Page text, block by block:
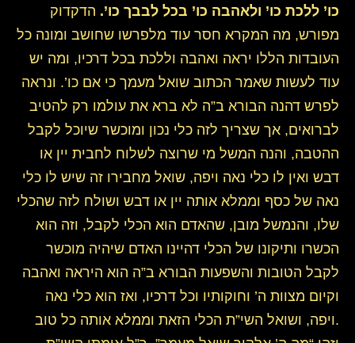
כו’ ללכת כו’ ולאהבה כו’ בכל לבבך כו’. הדקדוק
מפורש, מה המקרא חסר עוד מלפרשו שחושב ומונה כל
העובדות הללו יראה ואהבה וללכת בכל דרכיו, ומה יש
עוד לעשות שאמר הכתוב שואל מעמך כי אם כו’. ונראה
לפרש דהנה הבורא ב”ה לא ברא את עולמו רק להטיב
לברואים, אך שצריך לזה כלי נכון ומוכשר שיוכל לקבל
ההטבה, והנה המשל מי שרוצה לשלוח לחבית יין או
דבש ואין לו כלי נאה ויפה, שואל מחבירו זה שיש לו כלי
נאה של כסף וממלא אותה יין או דבש ושולח לזה שהכלי
שלו, והנמשל מובן, שהאדם הוא הכלי לקבל, וזה הוא
הכשרו ותיקונו של הכלי דהיינו האדם שיהיה מוכשר
לקבל הטובות והשפעות הבורא ב”ה הוא היראה ואהבה
וקיום מצוות ה’ וחוקותיו וכל דרכיו, ואז הוא כלי נאה
ויפה, ושואל השי”ת הכלי הזאת וממלא אותה כל טוב.